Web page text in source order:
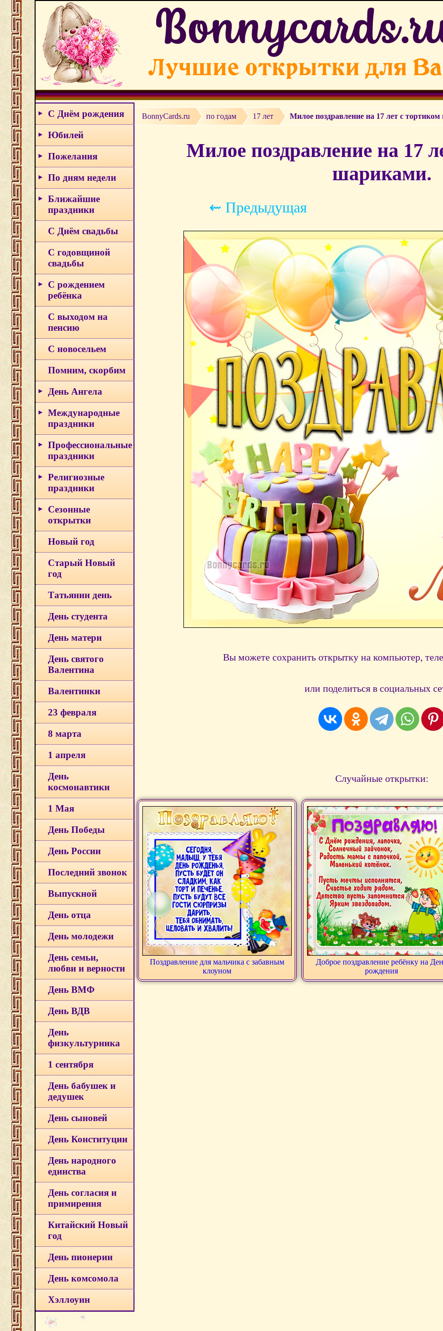
С Днём рождения
Юбилей
Пожелания
По дням недели
Ближайшие
праздники
С Днём свадьбы
С годовщиной
свадьбы
С рождением
ребёнка
С выходом на
пенсию
С новосельем
Помним, скорбим
День Ангела
Международные
праздники
Профессиональные
праздники
Религиозные
праздники
Сезонные
открытки
Новый год
Старый Новый
год
Татьянин день
День студента
День матери
День святого
Валентина
Валентинки
23 февраля
8 марта
1 апреля
День
космонавтики
1 Мая
День Победы
День России
Последний звонок
Выпускной
День отца
День молодежи
День семьи,
любви и верности
День ВМФ
День ВДВ
День
физкультурника
1 сентября
День бабушек и
дедушек
День сыновей
День Конституции
День народного
единства
День согласия и
примирения
Китайский Новый
год
День пионерии
День комсомола
Хэллоуин
BonnyCards.ru по годам 17 лет Милое поздравление на 17 лет с
Милое поздравление на 17
шариками.
⇜ Предыдущая
Вы можете сохранить открытку на компьютер,
или поделиться в социальных
Случайные открытки:
Поздравление для мальчика с забавным
клоуном
Доброе поздравление ребёнку на
рождения